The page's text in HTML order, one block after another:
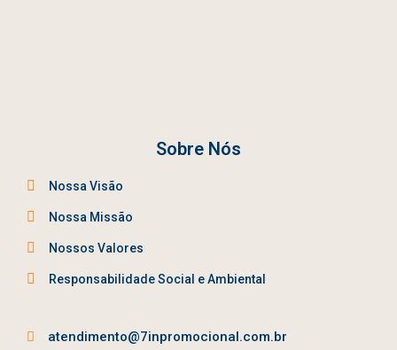
Sobre Nós
Nossa Visão
Nossa Missão
Nossos Valores
Responsabilidade Social e Ambiental
atendimento@7inpromocional.com.br